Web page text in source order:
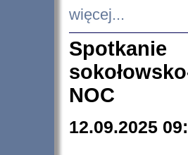
więcej...
NOC
12.09.2025